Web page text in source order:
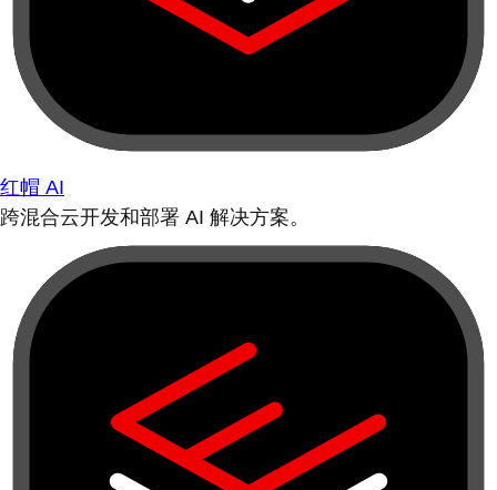
红帽 AI
跨混合云开发和部署 AI 解决方案。